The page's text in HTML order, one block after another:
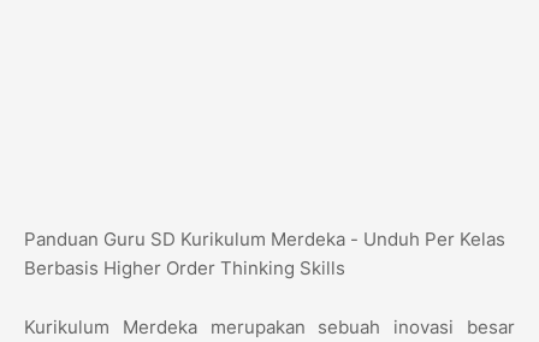
Panduan Guru SD Kurikulum Merdeka - Unduh Per Kelas
Berbasis Higher Order Thinking Skills
Kurikulum Merdeka merupakan sebuah inovasi besar